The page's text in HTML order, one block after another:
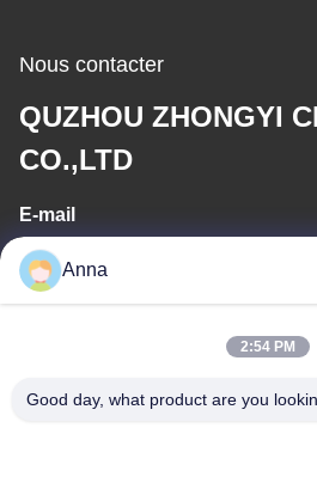
Nous contacter
QUZHOU ZHONGYI
CO.,LTD
E-mail
wfmbeide@163.com
Notre adresse
Anna
2:54 PM
Good day, what product are you